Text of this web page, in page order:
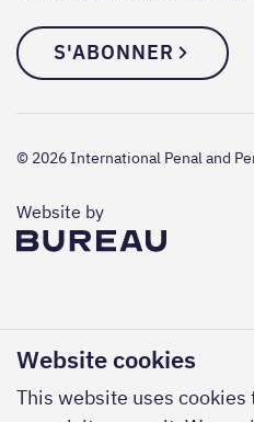
Website cookies
This website uses
S'ABONNER
© 2026 International Penal and
Website byThe Bureau